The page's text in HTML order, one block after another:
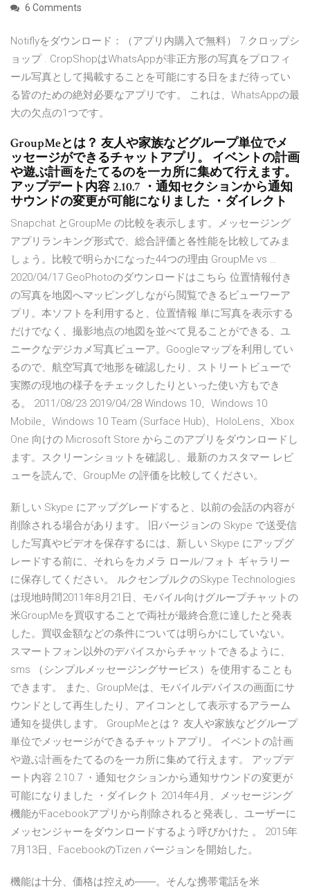
6 Comments
Notiflyをダウンロード：（アプリ内購入で無料） 7.クロップシ
ョップ . CropShopはWhatsAppが非正方形の写真をプロフィ
ール写真として掲載することを可能にする日をまだ待ってい
る皆のための絶対必要なアプリです。 これは、WhatsAppの最
大の欠点の1つです。
GroupMeとは？ 友人や家族などグループ単位でメ
ッセージができるチャットアプリ。 イベントの計画
や遊ぶ計画をたてるのを一カ所に集めて行えます。
アップデート内容 2.10.7 ・通知セクションから通知
サウンドの変更が可能になりました ・ダイレクト
Snapchat とGroupMe の比較を表示します。メッセージング
アプリランキング形式で、総合評価と各性能を比較してみま
しょう。比較で明らかになった44つの理由 GroupMe vs …
2020/04/17 GeoPhotoのダウンロードはこちら 位置情報付き
の写真を地図へマッピングしながら閲覧できるビューワーア
プリ。本ソフトを利用すると、位置情報 単に写真を表示する
だけでなく、撮影地点の地図を並べて見ることができる、ユ
ニークなデジカメ写真ビューア。Googleマップを利用してい
るので、航空写真で地形を確認したり、ストリートビューで
実際の現地の様子をチェックしたりといった使い方もでき
る。 2011/08/23 2019/04/28 Windows 10、Windows 10
Mobile、Windows 10 Team (Surface Hub)、HoloLens、Xbox
One 向けの Microsoft Store からこのアプリをダウンロードし
ます。スクリーンショットを確認し、最新のカスタマー レビ
ューを読んで、GroupMe の評価を比較してください。
新しい Skype にアップグレードすると、以前の会話の内容が
削除される場合があります。 旧バージョンの Skype で送受信
した写真やビデオを保存するには、新しい Skype にアップグ
レードする前に、それらをカメラ ロール/フォト ギャラリー
に保存してください。 ルクセンブルクのSkype Technologies
は現地時間2011年8月21日、モバイル向けグループチャットの
米GroupMeを買収することで両社が最終合意に達したと発表
した。買収金額などの条件については明らかにしていない。
スマートフォン以外のデバイスからチャットできるように、
sms （シンプルメッセージングサービス）を使用することも
できます。 また、GroupMeは、モバイルデバイスの画面にサ
ウンドとして再生したり、アイコンとして表示するアラーム
通知を提供します。 GroupMeとは？ 友人や家族などグループ
単位でメッセージができるチャットアプリ。 イベントの計画
や遊ぶ計画をたてるのを一カ所に集めて行えます。 アップデ
ート内容 2.10.7 ・通知セクションから通知サウンドの変更が
可能になりました ・ダイレクト 2014年4月、メッセージング
機能がFacebookアプリから削除されると発表し、ユーザーに
メッセンジャーをダウンロードするよう呼びかけた 。 2015年
7月13日、FacebookのTizen バージョンを開始した。
機能は十分、価格は控えめ――。そんな携帯電話を米